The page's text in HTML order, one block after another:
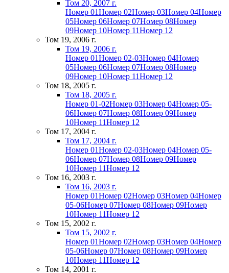
Том 20, 2007 г.
Номер 01Номер 02Номер 03Номер 04Номер
05Номер 06Номер 07Номер 08Номер
09Номер 10Номер 11Номер 12
Том 19, 2006 г.
Том 19, 2006 г.
Номер 01Номер 02-03Номер 04Номер
05Номер 06Номер 07Номер 08Номер
09Номер 10Номер 11Номер 12
Том 18, 2005 г.
Том 18, 2005 г.
Номер 01-02Номер 03Номер 04Номер 05-
06Номер 07Номер 08Номер 09Номер
10Номер 11Номер 12
Том 17, 2004 г.
Том 17, 2004 г.
Номер 01Номер 02-03Номер 04Номер 05-
06Номер 07Номер 08Номер 09Номер
10Номер 11Номер 12
Том 16, 2003 г.
Том 16, 2003 г.
Номер 01Номер 02Номер 03Номер 04Номер
05-06Номер 07Номер 08Номер 09Номер
10Номер 11Номер 12
Том 15, 2002 г.
Том 15, 2002 г.
Номер 01Номер 02Номер 03Номер 04Номер
05-06Номер 07Номер 08Номер 09Номер
10Номер 11Номер 12
Том 14, 2001 г.